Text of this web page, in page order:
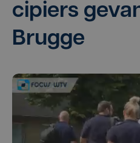
cipiers
Brugge